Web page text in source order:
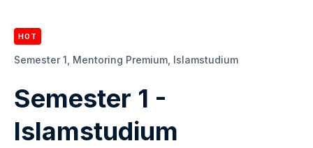
Semester 1, Mentoring Premium, Islamstudium
HOT
Semester 1 -
Islamstudium